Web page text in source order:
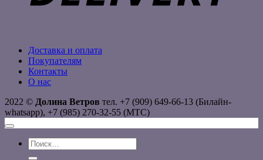
Доставка и оплата
Покупателям
Контакты
О нас
2022 © Долина Ветров тел. +7 (909) 649-66-13 (Билайн-
whatsapp), +7 (985) 270-32-55 (МТС)
Искать: